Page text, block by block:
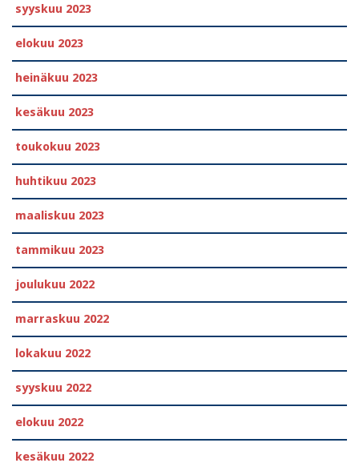
syyskuu 2023
elokuu 2023
heinäkuu 2023
kesäkuu 2023
toukokuu 2023
huhtikuu 2023
maaliskuu 2023
tammikuu 2023
joulukuu 2022
marraskuu 2022
lokakuu 2022
syyskuu 2022
elokuu 2022
kesäkuu 2022